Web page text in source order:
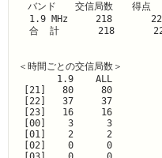
バンド　　交信局数　　得点　
1.9 MHz     218
合  計       218
＜時間ごとの交信局数＞
       1.9    ALL
[21]   80     80
[22]   37     37
[23]   16     16
[00]    3      3
[01]    2      2
[02]    0      0